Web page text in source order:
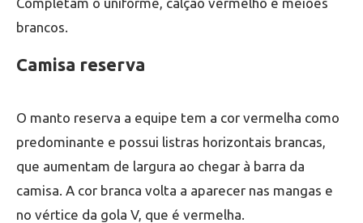
brancos.
Camisa reserva
O manto reserva a equipe tem a cor vermelha como
predominante e possui listras horizontais brancas,
que aumentam de largura ao chegar à barra da
camisa. A cor branca volta a aparecer nas mangas e
no vértice da gola V, que é vermelha.